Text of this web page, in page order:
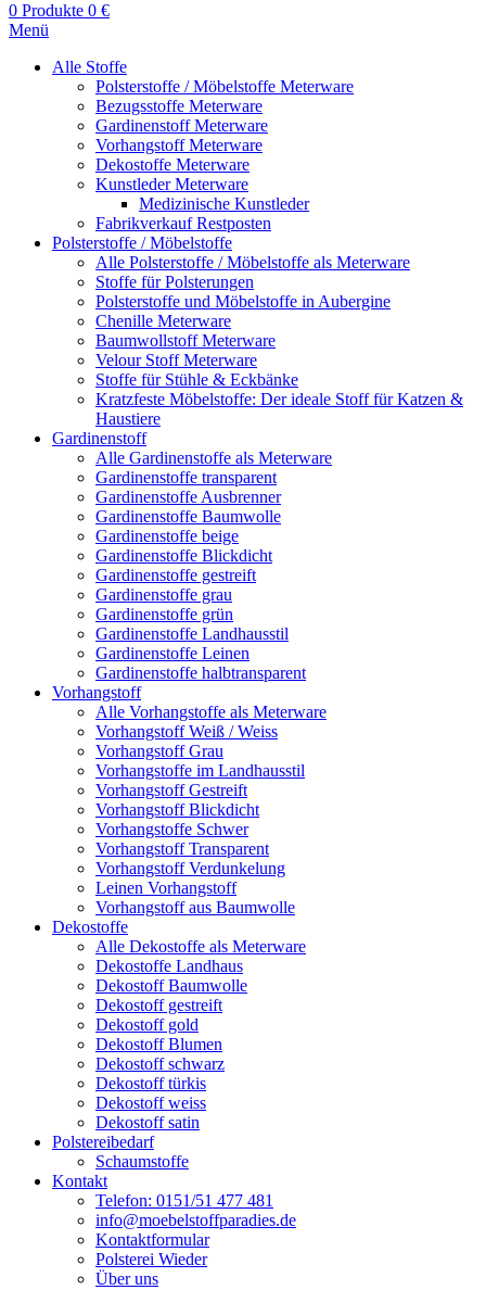
0 Produkte 0 €
Menü
Alle Stoffe
Polsterstoffe / Möbelstoffe Meterware
Bezugsstoffe Meterware
Gardinenstoff Meterware
Vorhangstoff Meterware
Dekostoffe Meterware
Kunstleder Meterware
Medizinische Kunstleder
Fabrikverkauf Restposten
Polsterstoffe / Möbelstoffe
Alle Polsterstoffe / Möbelstoffe als Meterware
Stoffe für Polsterungen
Polsterstoffe und Möbelstoffe in Aubergine
Chenille Meterware
Baumwollstoff Meterware
Velour Stoff Meterware
Stoffe für Stühle & Eckbänke
Kratzfeste Möbelstoffe: Der ideale Stoff für Katzen &
Haustiere
Gardinenstoff
Alle Gardinenstoffe als Meterware
Gardinenstoffe transparent
Gardinenstoffe Ausbrenner
Gardinenstoffe Baumwolle
Gardinenstoffe beige
Gardinenstoffe Blickdicht
Gardinenstoffe gestreift
Gardinenstoffe grau
Gardinenstoffe grün
Gardinenstoffe Landhausstil
Gardinenstoffe Leinen
Gardinenstoffe halbtransparent
Vorhangstoff
Alle Vorhangstoffe als Meterware
Vorhangstoff Weiß / Weiss
Vorhangstoff Grau
Vorhangstoffe im Landhausstil
Vorhangstoff Gestreift
Vorhangstoff Blickdicht
Vorhangstoffe Schwer
Vorhangstoff Transparent
Vorhangstoff Verdunkelung
Leinen Vorhangstoff
Vorhangstoff aus Baumwolle
Dekostoffe
Alle Dekostoffe als Meterware
Dekostoffe Landhaus
Dekostoff Baumwolle
Dekostoff gestreift
Dekostoff gold
Dekostoff Blumen
Dekostoff schwarz
Dekostoff türkis
Dekostoff weiss
Dekostoff satin
Polstereibedarf
Schaumstoffe
Kontakt
Telefon: 0151/51 477 481
info@moebelstoffparadies.de
Kontaktformular
Polsterei Wieder
Über uns